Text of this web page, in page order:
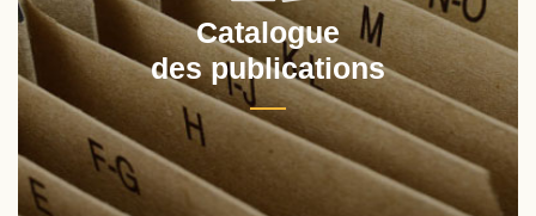
Catalogue
des publications